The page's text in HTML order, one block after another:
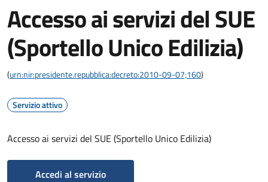
Accesso ai servizi del SUE
(Sportello Unico Edilizia)
(urn:nir:presidente.repubblica:decreto:2010-09-07;160)
Servizio attivo
Accesso ai servizi del SUE (Sportello Unico Edilizia)
Accedi al servizio